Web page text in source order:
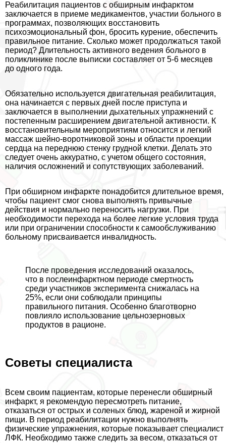
Реабилитация пациентов с обширным инфарктом
заключается в приеме медикаментов, участии больного в
программах, позволяющих восстановить
психоэмоциональный фон, бросить курение, обеспечить
правильное питание. Сколько может продолжаться такой
период? Длительность активного ведения больного в
поликлинике после выписки составляет от 5-6 месяцев
до одного года.
Обязательно используется двигательная реабилитация,
она начинается с первых дней после приступа и
заключается в выполнении дыхательных упражнений с
постепенным расширением двигательной активности. К
восстановительным мероприятиям относится и легкий
массаж шейно-воротниковой зоны и области проекции
сердца на переднюю стенку грудной клетки. Делать это
следует очень аккуратно, с учетом общего состояния,
наличия осложнений и сопутствующих заболеваний.
При обширном инфаркте понадобится длительное время,
чтобы пациент смог снова выполнять привычные
действия и нормально переносить нагрузки. При
необходимости перехода на более легкие условия труда
или при ограничении способности к самообслуживанию
больному присваивается инвалидность.
После проведения исследований оказалось,
что в послеинфарктном периоде cмepтность
среди участников эксперимента снижалась на
25%, если они соблюдали принципы
правильного питания. Особенно благотворно
повлияло использование цельнозерновых
продуктов в рационе.
Советы специалиста
Всем своим пациентам, которые перенесли обширный
инфаркт, я рекомендую пересмотреть питание,
отказаться от острых и соленых блюд, жареной и жирной
пищи. В период реабилитации нужно выполнять
физические упражнения, которые показывает специалист
ЛФК. Необходимо также следить за весом, отказаться от